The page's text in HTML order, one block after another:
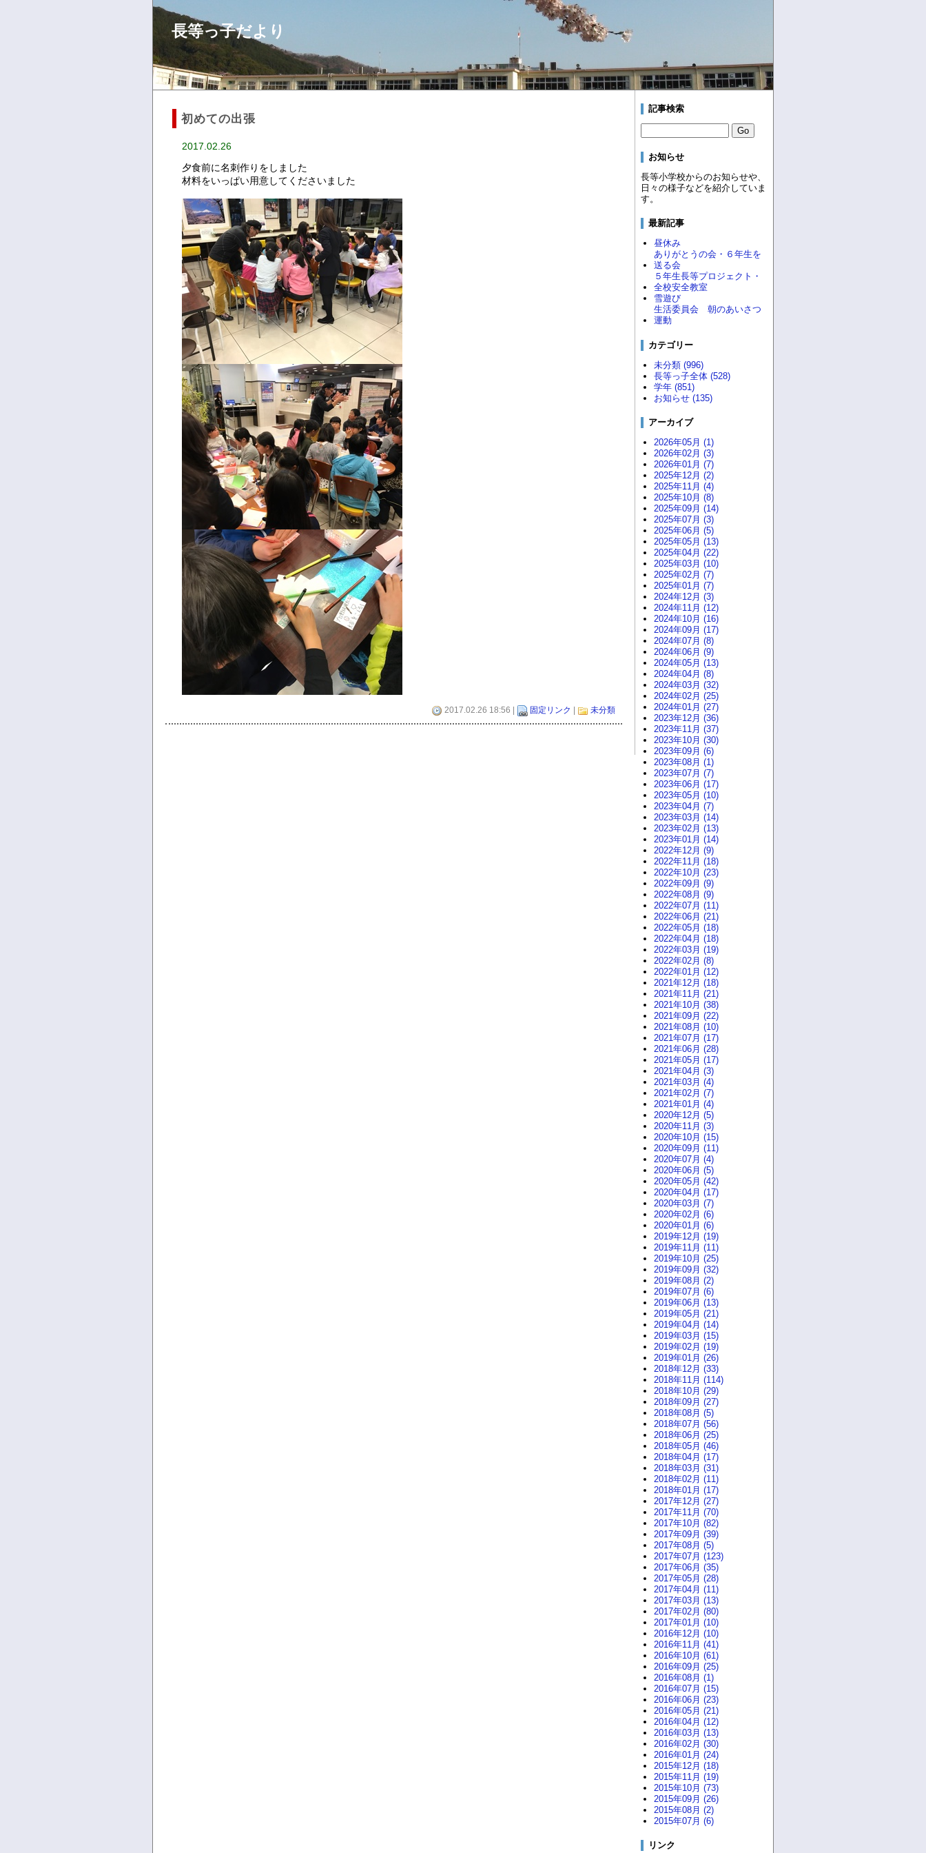
長等っ子だより
初めての出張
2017.02.26
夕食前に名刺作りをしました
材料をいっぱい用意してくださいました
2017.02.26 18:56 | 固定リンク 未分類
記事検索
お知らせ
長等小学校からのお知らせや、
日々の様子などを紹介していま
す。
最新記事
昼休み
ありがとうの会・６年生を
送る会
５年生長等プロジェクト・
全校安全教室
雪遊び
生活委員会 朝のあいさつ
運動
カテゴリー
未分類 (996)
長等っ子全体 (528)
学年 (851)
お知らせ (135)
アーカイブ
2026年05月 (1)
2026年02月 (3)
2026年01月 (7)
2025年12月 (2)
2025年11月 (4)
2025年10月 (8)
2025年09月 (14)
2025年07月 (3)
2025年06月 (5)
2025年05月 (13)
2025年04月 (22)
2025年03月 (10)
2025年02月 (7)
2025年01月 (7)
2024年12月 (3)
2024年11月 (12)
2024年10月 (16)
2024年09月 (17)
2024年07月 (8)
2024年06月 (9)
2024年05月 (13)
2024年04月 (8)
2024年03月 (32)
2024年02月 (25)
2024年01月 (27)
2023年12月 (36)
2023年11月 (37)
2023年10月 (30)
2023年09月 (6)
2023年08月 (1)
2023年07月 (7)
2023年06月 (17)
2023年05月 (10)
2023年04月 (7)
2023年03月 (14)
2023年02月 (13)
2023年01月 (14)
2022年12月 (9)
2022年11月 (18)
2022年10月 (23)
2022年09月 (9)
2022年08月 (9)
2022年07月 (11)
2022年06月 (21)
2022年05月 (18)
2022年04月 (18)
2022年03月 (19)
2022年02月 (8)
2022年01月 (12)
2021年12月 (18)
2021年11月 (21)
2021年10月 (38)
2021年09月 (22)
2021年08月 (10)
2021年07月 (17)
2021年06月 (28)
2021年05月 (17)
2021年04月 (3)
2021年03月 (4)
2021年02月 (7)
2021年01月 (4)
2020年12月 (5)
2020年11月 (3)
2020年10月 (15)
2020年09月 (11)
2020年07月 (4)
2020年06月 (5)
2020年05月 (42)
2020年04月 (17)
2020年03月 (7)
2020年02月 (6)
2020年01月 (6)
2019年12月 (19)
2019年11月 (11)
2019年10月 (25)
2019年09月 (32)
2019年08月 (2)
2019年07月 (6)
2019年06月 (13)
2019年05月 (21)
2019年04月 (14)
2019年03月 (15)
2019年02月 (19)
2019年01月 (26)
2018年12月 (33)
2018年11月 (114)
2018年10月 (29)
2018年09月 (27)
2018年08月 (5)
2018年07月 (56)
2018年06月 (25)
2018年05月 (46)
2018年04月 (17)
2018年03月 (31)
2018年02月 (11)
2018年01月 (17)
2017年12月 (27)
2017年11月 (70)
2017年10月 (82)
2017年09月 (39)
2017年08月 (5)
2017年07月 (123)
2017年06月 (35)
2017年05月 (28)
2017年04月 (11)
2017年03月 (13)
2017年02月 (80)
2017年01月 (10)
2016年12月 (10)
2016年11月 (41)
2016年10月 (61)
2016年09月 (25)
2016年08月 (1)
2016年07月 (15)
2016年06月 (23)
2016年05月 (21)
2016年04月 (12)
2016年03月 (13)
2016年02月 (30)
2016年01月 (24)
2015年12月 (18)
2015年11月 (19)
2015年10月 (73)
2015年09月 (26)
2015年08月 (2)
2015年07月 (6)
リンク